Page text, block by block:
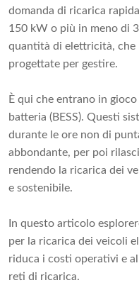
domanda di ricarica
150 kW o più in meno di
quantità di elettricità,
progettate per gestire.
È qui che entrano in
batteria (BESS). Questi
durante le ore non di
abbondante, per poi
rendendo la ricarica dei
e sostenibile.
In questo articolo
per la ricarica dei veicoli
riduca i costi operativi e
reti di ricarica.